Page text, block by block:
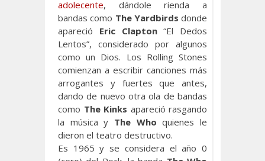
adolecente, dándole rienda a
bandas como The Yardbirds donde
apareció Eric Clapton“El Dedos
Lentos”, considerado por algunos
como un Dios. Los Rolling Stones
comienzan a escribir canciones más
arrogantes y fuertes que antes,
dando de nuevo otra ola de bandas
como The Kinks apareció rasgando
la música y The Who quienes le
dieron el teatro destructivo.
Es 1965 y se considera el año 0